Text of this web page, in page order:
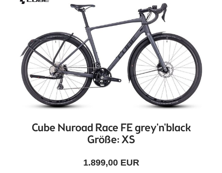
Cube Nuroad Race FE grey'n'black
Größe: XS
1.899,00 EUR